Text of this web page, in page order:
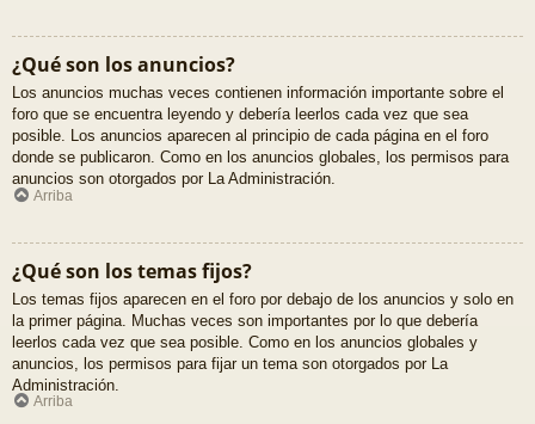
¿Qué son los anuncios?
Los anuncios muchas veces contienen información importante sobre el
foro que se encuentra leyendo y debería leerlos cada vez que sea
posible. Los anuncios aparecen al principio de cada página en el foro
donde se publicaron. Como en los anuncios globales, los permisos para
anuncios son otorgados por La Administración.
Arriba
¿Qué son los temas fijos?
Los temas fijos aparecen en el foro por debajo de los anuncios y solo en
la primer página. Muchas veces son importantes por lo que debería
leerlos cada vez que sea posible. Como en los anuncios globales y
anuncios, los permisos para fijar un tema son otorgados por La
Administración.
Arriba